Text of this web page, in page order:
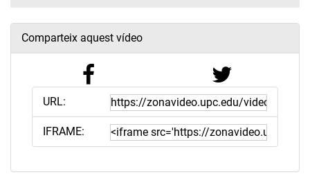
Comparteix aquest vídeo
URL:
IFRAME: